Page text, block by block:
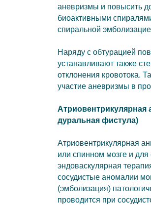
аневризмы и повысить
биоактивными
спиральной
Наряду с обтурацией
устанавливают также
отклонения кровотока.
участие аневризмы в
Атриовентрикулярная
дуральная фистула)
Атриовентрикулярная
или спинном мозге и
эндоваскулярная
сосудистые аномалии
(эмболизация)
проводится при